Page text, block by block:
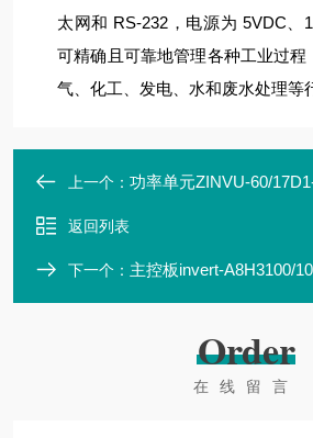
太网和 RS-232，电源为 5VDC、
可精确且可靠地管理各种工业过程
气、化工、发电、水和废水处理等
上一个： 功率单元ZINVU-60/
返回列表
下一个： 主控板invert-A8H3100/
Order
在线留言